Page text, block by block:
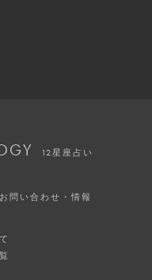
12星座占い
お問い合わせ・情報